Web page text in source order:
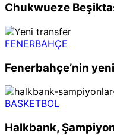
Chukwueze
FENERBAHÇE
Fenerbahçe’nin
BASKETBOL
Halkbank,